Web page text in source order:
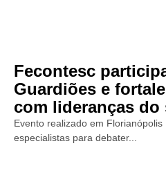
Fecontesc
Guardiões e
com lideranças
Evento realizado em
especialistas para debater...